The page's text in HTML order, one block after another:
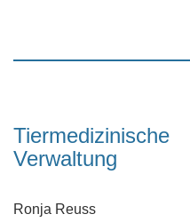
Verwaltung
Ronja Reuss